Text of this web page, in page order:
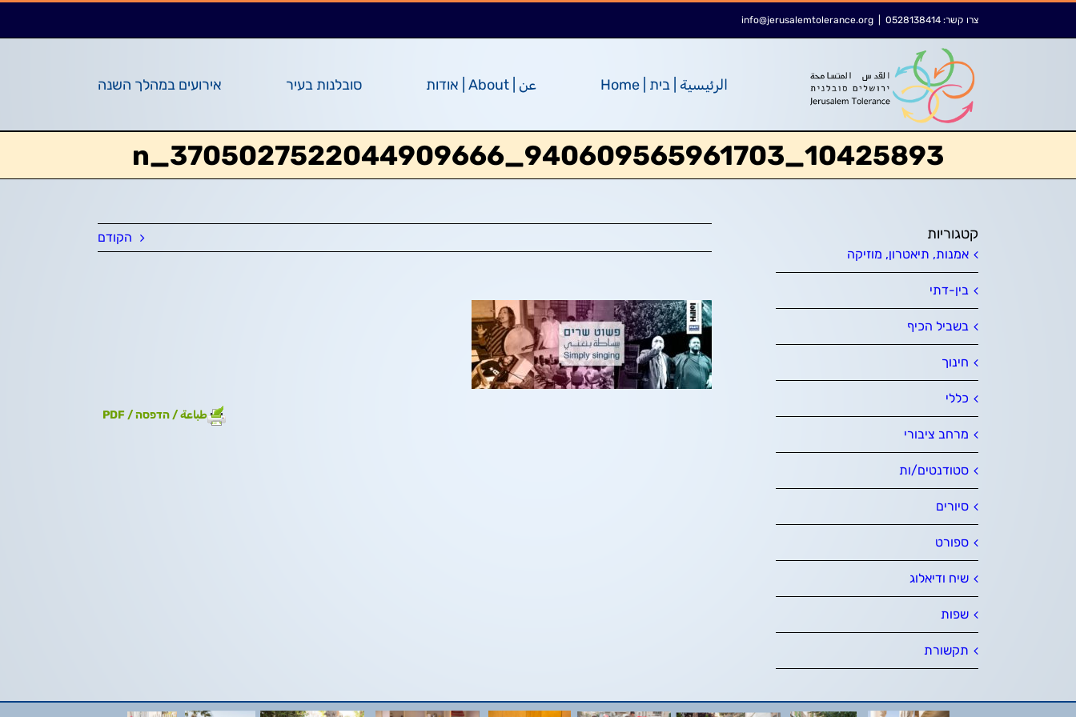
צרו קשר: 0528138414
info@jerusalemtolerance.org
الرئيسية | בית | Home عن | About | אודות סובלנות בעיר אירועים במהלך השנה
10425893_940609565961703_3705027522044909666_n
הקודם
طباعة / הדפסה / PDF
קטגוריות
אמנות, תיאטרון, מוזיקה
בין-דתי
בשביל הכיף
חינוך
כללי
מרחב ציבורי
סטודנטים/ות
סיורים
ספורט
שיח ודיאלוג
שפות
תקשורת